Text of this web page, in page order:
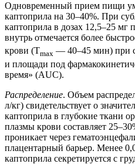
Одновременный прием пищи
каптоприла на 30–40%. При
каптоприла в дозах 12,5–25
внутрь отмечается более
крови (Тmax — 40–45 мин) при
и площади под
время» (AUC).
Распределение. Объем
л/кг) свидетельствует о
каптоприла в глубокие ткани
плазмы крови составляет
проникает через
плацентарный барьер. Менее
каптоприла секретируется с